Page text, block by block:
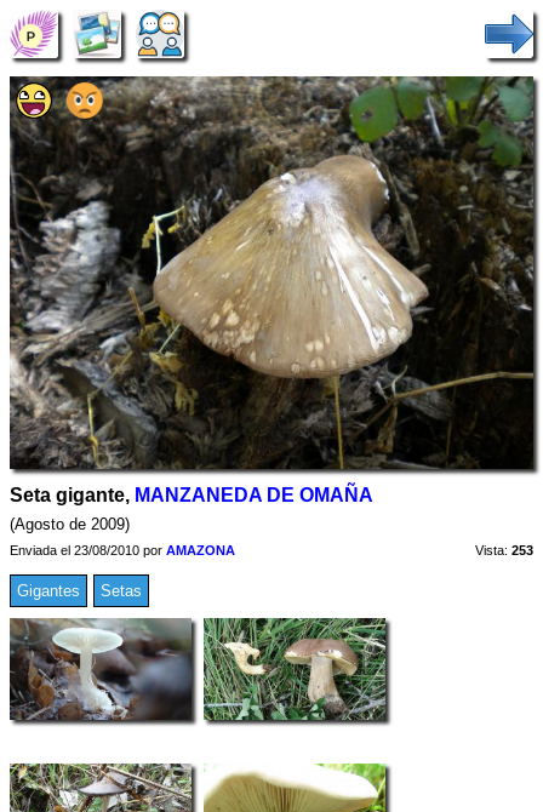
Seta gigante, MANZANEDA DE OMAÑA
(Agosto de 2009)
Enviada el 23/08/2010 por AMAZONA Vista: 253
Gigantes Setas